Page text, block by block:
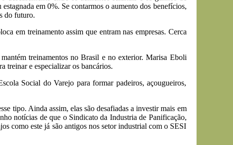
em 0%. Se contarmos o aumento dos benefícios,
do futuro.
em treinamento assim que entram nas empresas. Cerca
treinamentos no Brasil e no exterior. Marisa Eboli
treinar e especializar os bancários.
Social do Varejo para formar padeiros, açougueiros,
tipo. Ainda assim, elas são desafiadas a investir mais em
notícias de que o Sindicato da Industria de Panificação,
como este já são antigos nos setor industrial com o SESI